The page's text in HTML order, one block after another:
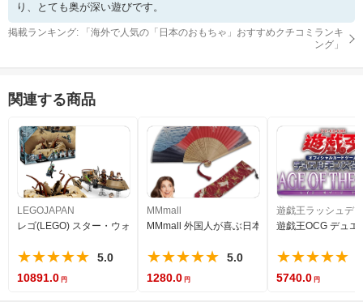
り、とても奥が深い遊びです。
掲載ランキング: 「 海外で人気の「日本のおもちゃ」おすすめクチコミランキ
ング 」
関連する商品
LEGOJAPAN
レゴ(LEGO) スター・ウォーズ 砂漠のスキフとサーラックの巣穴 おもちゃ 玩
★★★★★
5.0
10891.0
MMmall
MMmall 外国人が喜ぶ日本のお土産 扇子 和柄
★★★★★
5.0
1280.0
遊戯王ラッシュデ
遊戯王OCG デュエ
★★★★★
5740.0